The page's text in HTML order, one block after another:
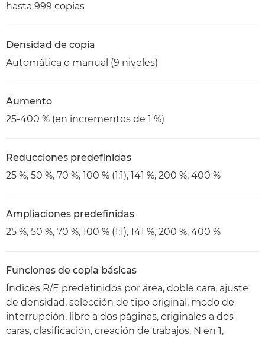
hasta 999 copias
Densidad de copia
Automática o manual (9 niveles)
Aumento
25-400 % (en incrementos de 1 %)
Reducciones predefinidas
25 %, 50 %, 70 %, 100 % (1:1), 141 %, 200 %, 400 %
Ampliaciones predefinidas
25 %, 50 %, 70 %, 100 % (1:1), 141 %, 200 %, 400 %
Funciones de copia básicas
Índices R/E predefinidos por área, doble cara, ajuste
de densidad, selección de tipo original, modo de
interrupción, libro a dos páginas, originales a dos
caras, clasificación, creación de trabajos, N en 1,